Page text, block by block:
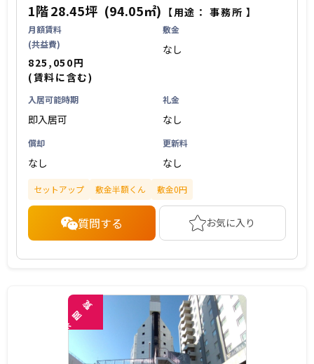
1階28.45坪 (94.05㎡) 【用途：事務所 】
月額賃料
(共益費)
825,050円
(賃料に含む)
敷金
なし
入居可能時期
即入居可
礼金
なし
償却
なし
更新料
なし
セットアップ 敷金半額くん 敷金0円
質問する お気に入り
未
閲
覧